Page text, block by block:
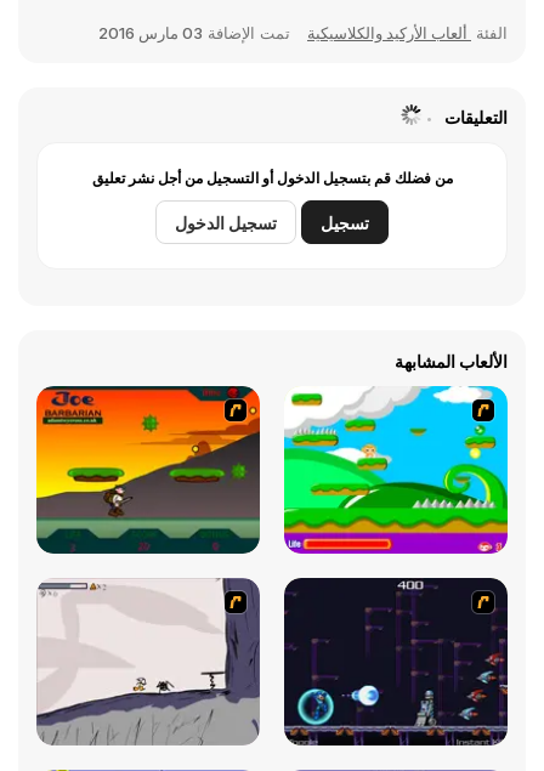
الفئة ألعاب الأركيد والكلاسيكية تمت الإضافة 03 مارس 2016
التعليقات
من فضلك قم بتسجيل الدخول أو التسجيل من أجل نشر تعليق
تسجيل تسجيل الدخول
الألعاب المشابهة